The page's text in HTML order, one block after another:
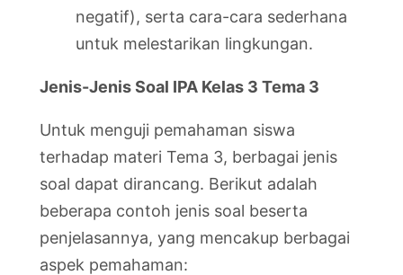
negatif), serta cara-cara sederhana
untuk melestarikan lingkungan.
Jenis-Jenis Soal IPA Kelas 3 Tema 3
Untuk menguji pemahaman siswa
terhadap materi Tema 3, berbagai jenis
soal dapat dirancang. Berikut adalah
beberapa contoh jenis soal beserta
penjelasannya, yang mencakup berbagai
aspek pemahaman: